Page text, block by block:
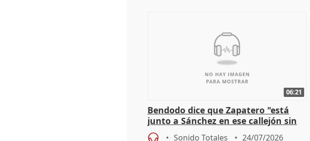
06:21
Bendodo dice que Zapatero "está
junto a Sánchez en ese callejón sin
salida
Sonido Totales 24/07/2026